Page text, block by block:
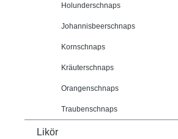
Holunderschnaps
Johannisbeerschnaps
Kornschnaps
Kräuterschnaps
Orangenschnaps
Traubenschnaps
Likör